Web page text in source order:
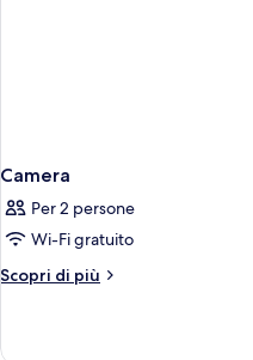
Camera
Per 2 persone
Wi-Fi gratuito
Scopri di più
Altri